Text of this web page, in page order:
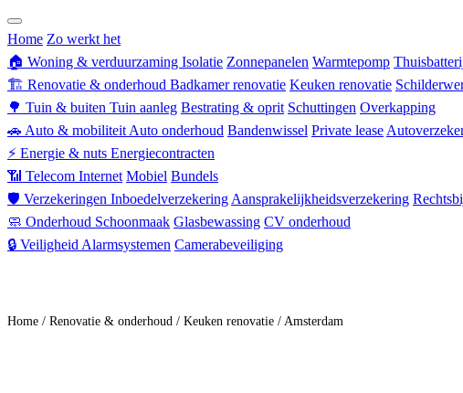
Home Zo werkt het
🏠 Woning & verduurzaming Isolatie Zonnepanelen Warmtepomp
🏗 Renovatie & onderhoud Badkamer renovatie Keuken renovatie
🌳 Tuin & buiten Tuin aanleg Bestrating & oprit Schuttingen Overkapping
🚗 Auto & mobiliteit Auto onderhoud Bandenwissel Private lease
⚡ Energie & nuts Energiecontracten
📶 Telecom Internet Mobiel Bundels
🛡 Verzekeringen Inboedelverzekering Aansprakelijkheidsverzekering
🧼 Onderhoud Schoonmaak Glasbewassing CV onderhoud
🔒 Veiligheid Alarmsystemen Camerabeveiliging
Home / Renovatie & onderhoud / Keuken renovatie / Amsterdam